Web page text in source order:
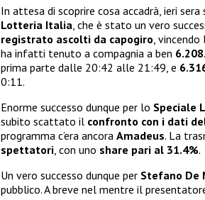
In attesa di scoprire cosa accadrà, ieri
Lotteria Italia, che è stato un vero
registrato ascolti da capogiro,
ha infatti tenuto a compagnia a ben
prima parte dalle 20:42 alle 21:49, e
0:11.
Enorme successo dunque per lo Speciale
subito scattato il confronto con i dati
programma c’era ancora Amadeus. La
spettatori, con uno share pari al 31.4%.
Un vero successo dunque per Stefano De
pubblico. A breve nel mentre il